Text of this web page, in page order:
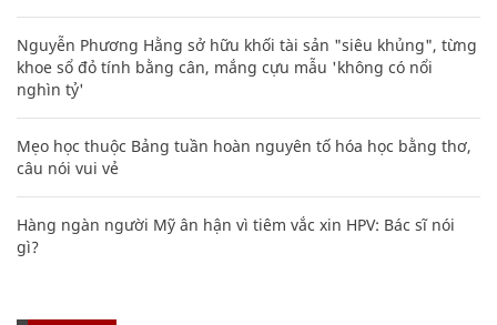
Nguyễn Phương Hằng sở hữu khối tài sản "siêu khủng", từng
khoe sổ đỏ tính bằng cân, mắng cựu mẫu 'không có nổi
nghìn tỷ'
Mẹo học thuộc Bảng tuần hoàn nguyên tố hóa học bằng thơ,
câu nói vui vẻ
Hàng ngàn người Mỹ ân hận vì tiêm vắc xin HPV: Bác sĩ nói
gì?